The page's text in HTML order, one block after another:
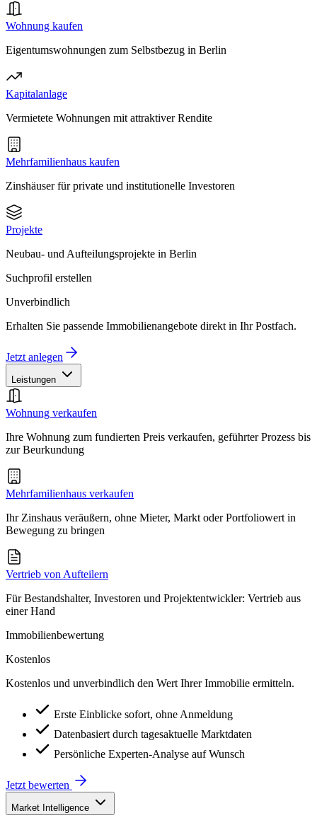
Wohnung kaufen
Eigentumswohnungen zum Selbstbezug in Berlin
Kapitalanlage
Vermietete Wohnungen mit attraktiver Rendite
Mehrfamilienhaus kaufen
Zinshäuser für private und institutionelle Investoren
Projekte
Neubau- und Aufteilungsprojekte in Berlin
Suchprofil erstellen
Unverbindlich
Erhalten Sie passende Immobilienangebote direkt in Ihr Postfach.
Jetzt anlegen
Leistungen
Wohnung verkaufen
Ihre Wohnung zum fundierten Preis verkaufen, geführter Prozess bis
zur Beurkundung
Mehrfamilienhaus verkaufen
Ihr Zinshaus veräußern, ohne Mieter, Markt oder Portfoliowert in
Bewegung zu bringen
Vertrieb von Aufteilern
Für Bestandshalter, Investoren und Projektentwickler: Vertrieb aus
einer Hand
Immobilienbewertung
Kostenlos
Kostenlos und unverbindlich den Wert Ihrer Immobilie ermitteln.
Erste Einblicke sofort, ohne Anmeldung
Datenbasiert durch tagesaktuelle Marktdaten
Persönliche Experten-Analyse auf Wunsch
Jetzt bewerten
Market Intelligence